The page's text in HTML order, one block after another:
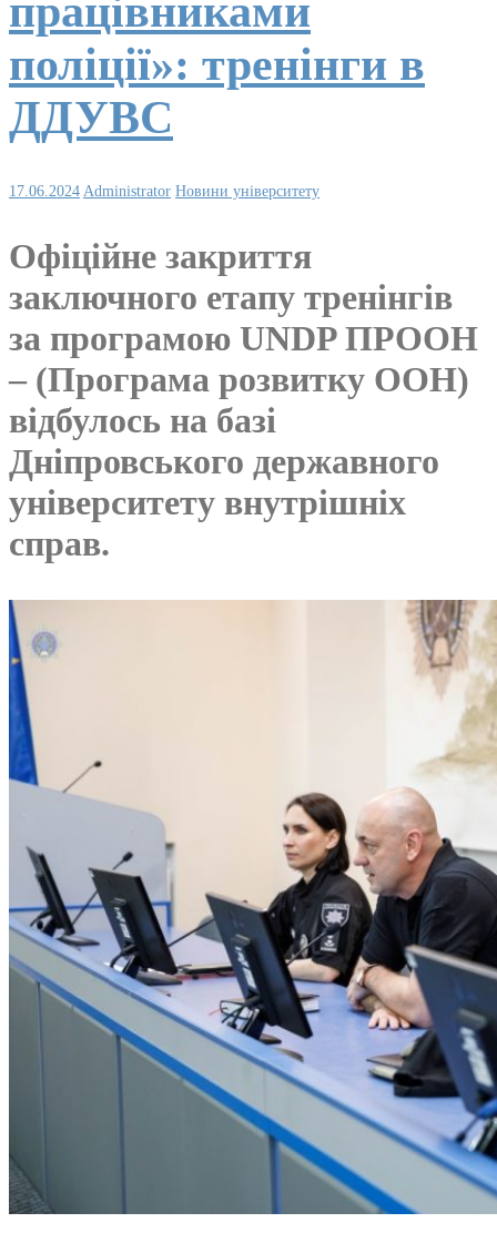
працівниками
поліції»: тренінги в
ДДУВС
17.06.2024 Administrator Новини університету
Офіційне закриття
заключного етапу тренінгів
за програмою UNDP ПРООН
– (Програма розвитку ООН)
відбулось на базі
Дніпровського державного
університету внутрішніх
справ.